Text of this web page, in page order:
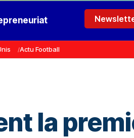
Actu Football
la